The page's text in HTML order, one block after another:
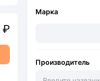
₽
Марка
Производитель